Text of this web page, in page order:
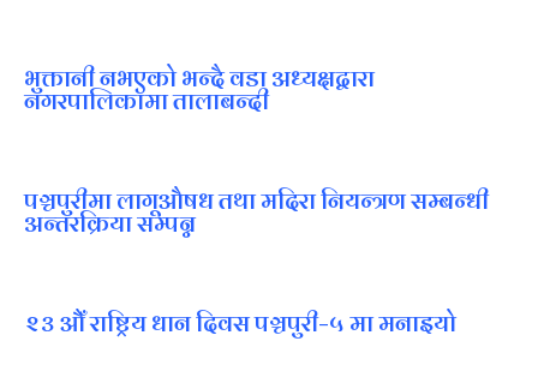
भुक्तानी नभएको भन्दै वडा अध्यक्षद्वारा
नगरपालिकामा तालाबन्दी
पञ्चपुरीमा लागूऔषध तथा मदिरा नियन्त्रण सम्बन्धी
अन्तरक्रिया सम्पन्न
२३ औँ राष्ट्रिय धान दिवस पञ्चपुरी–५ मा मनाइयाे